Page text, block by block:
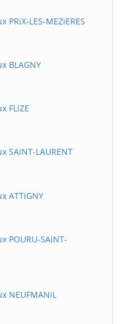
LES-MEZiERES
BLAGNY
FLiZE
SAiNT-LAURENT
ATTiGNY
POURU-SAiNT-
NEUFMANiL